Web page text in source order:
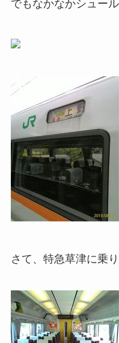
でもなかなかシュー
さて、特急草津に乗り